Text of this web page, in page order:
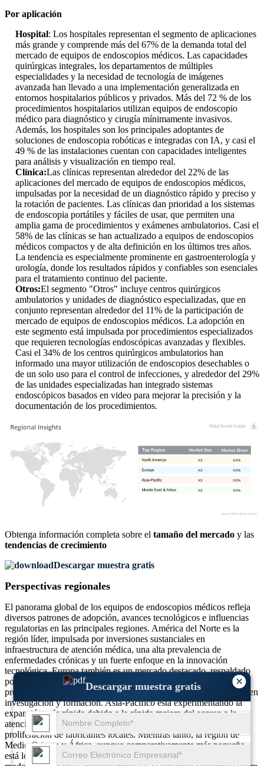
×
Descargar muestra gratis
Por aplicación
Hospital: Los hospitales representan el segmento de aplicaciones
más grande y comprende más del 67% de la demanda total del
mercado de equipos de endoscopios médicos. Las capacidades
quirúrgicas integrales, los departamentos de múltiples
especialidades y la necesidad de tecnología de imágenes
avanzada han llevado a una implementación generalizada en
entornos hospitalarios públicos y privados. Más del 72 % de los
procedimientos hospitalarios utilizan equipos de endoscopio
médico para diagnóstico y cirugía mínimamente invasivos.
Además, los hospitales son los principales adoptantes de
soluciones de endoscopia robóticas e integradas con IA, y casi el
49 % de las instalaciones cuentan con capacidades inteligentes
para análisis y visualización en tiempo real.
Clínica:Las clínicas representan alrededor del 22% de las
aplicaciones del mercado de equipos de endoscopios médicos,
impulsadas por la necesidad de un diagnóstico rápido y preciso y
la rotación de pacientes. Las clínicas dan prioridad a los sistemas
de endoscopia portátiles y fáciles de usar, que permiten una
amplia gama de procedimientos y exámenes ambulatorios. Casi el
58% de las clínicas se han actualizado a equipos de endoscopios
médicos compactos y de alta definición en los últimos tres años.
La tendencia es especialmente prominente en gastroenterología y
urología, donde los resultados rápidos y confiables son esenciales
para el tratamiento continuo del paciente.
Otros:El segmento "Otros" incluye centros quirúrgicos
ambulatorios y unidades de diagnóstico especializadas, que en
conjunto representan alrededor del 11% de la participación de
mercado de equipos de endoscopios médicos. La adopción en
este segmento está impulsada por procedimientos especializados
que requieren tecnologías endoscópicas avanzadas y flexibles.
Casi el 34% de los centros quirúrgicos ambulatorios han
informado una mayor utilización de endoscopios desechables o
de un solo uso para el control de infecciones, y alrededor del 29%
de las unidades especializadas han integrado sistemas
endoscópicos basados ​​en video para mejorar la precisión y la
documentación de los procedimientos.
XX%
XX
XX%
XX
XX%
XX
XX%
XX
Obtenga información completa sobre el tamaño del mercado y las
tendencias de crecimiento
Descargar muestra gratis
Perspectivas regionales
El panorama global de los equipos de endoscopios médicos refleja
diversos patrones de adopción, avances tecnológicos e influencias
regulatorias en las principales regiones. América del Norte es la
región líder, impulsada por inversiones sustanciales en
infraestructura de atención médica, una alta prevalencia de
enfermedades crónicas y un fuerte enfoque en la innovación
tecnológica. Europa también es un mercado destacado, respaldado
por sistemas sanitarios universales, una adopción generalizada de
procedimientos mínimamente invasivos e importantes inversiones en
investigación y formación. Asia-Pacífico está experimentando la
expansión más rápida debido a la rápida mejora del acceso a la
atención médica, el aumento del volumen de procedimientos y la
proliferación de fabricantes locales. Mientras tanto, la región de
Medio Oriente y África, aunque comparativamente más pequeña,
está logrando avances constantes debido a los esfuerzos de